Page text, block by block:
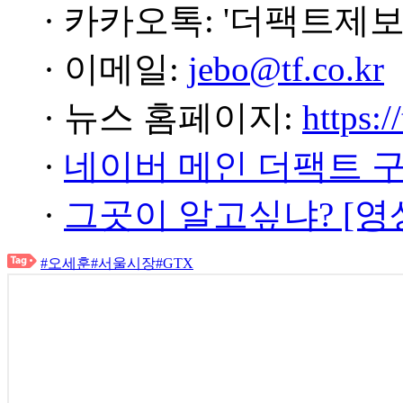
· 카카오톡: '더팩트제
· 이메일: jebo@tf.co.kr
· 뉴스 홈페이지:
· 네이버 메인 더팩트
· 그곳이 알고싶냐? [
#오세훈#서울시장#GTX